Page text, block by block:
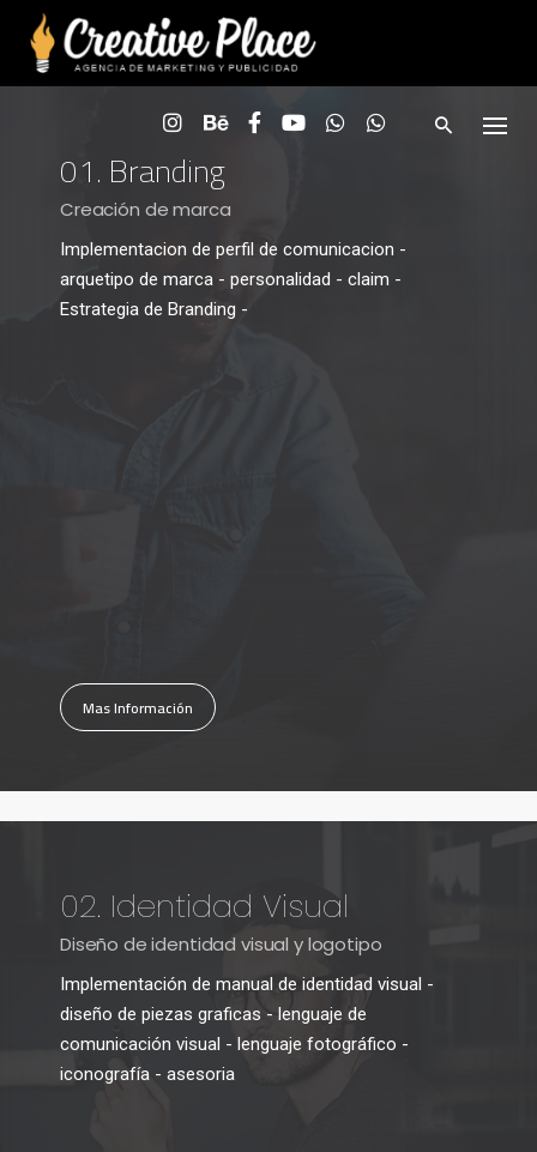
content
01. Branding
Creación de marca
Implementacion de perfil de comunicacion -
arquetipo de marca - personalidad - claim -
Estrategia de Branding -
Mas Información
02. Identidad Visual
Diseño de identidad visual y logotipo
Implementación de manual de identidad visual -
diseño de piezas graficas - lenguaje de
comunicación visual - lenguaje fotográfico -
iconografía - asesoria